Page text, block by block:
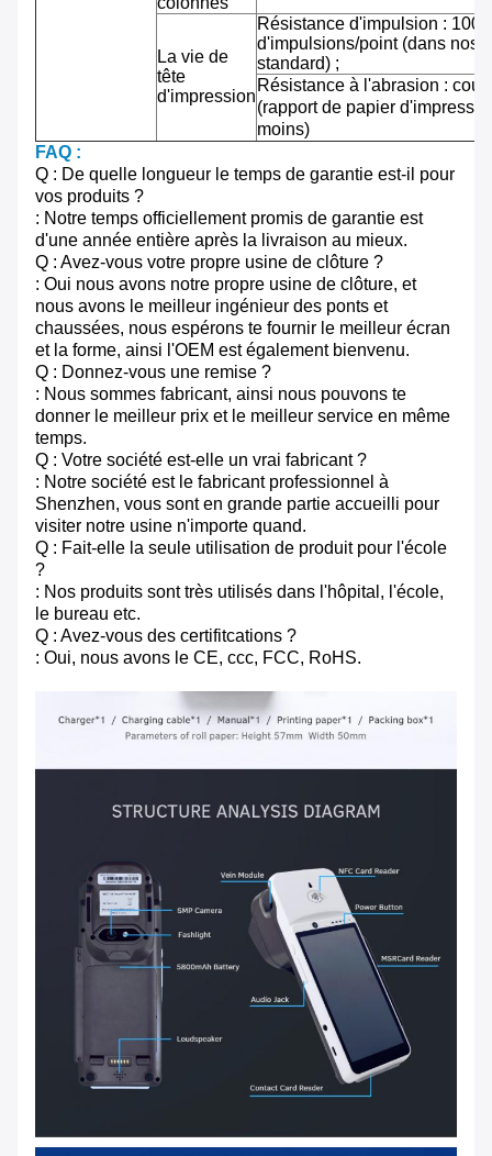
La vie de
tête
d'impression
Résistance d'impulsion : 100
d'impulsions/point (dans nos
standard) ;
Résistance à l'abrasion :
(rapport de papier
moins)
FAQ :
Q : De quelle longueur le temps de garantie est-il pour
vos produits ?
: Notre temps officiellement promis de garantie est
d'une année entière après la livraison au mieux.
Q : Avez-vous votre propre usine de clôture ?
: Oui nous avons notre propre usine de clôture, et
nous avons le meilleur ingénieur des ponts et
chaussées, nous espérons te fournir le meilleur écran
et la forme, ainsi l'OEM est également bienvenu.
Q : Donnez-vous une remise ?
: Nous sommes fabricant, ainsi nous pouvons te
donner le meilleur prix et le meilleur service en même
temps.
Q : Votre société est-elle un vrai fabricant ?
: Notre société est le fabricant professionnel à
Shenzhen, vous sont en grande partie accueilli pour
visiter notre usine n'importe quand.
Q : Fait-elle la seule utilisation de produit pour l'école
?
: Nos produits sont très utilisés dans l'hôpital, l'école,
le bureau etc.
Q : Avez-vous des certifitcations ?
: Oui, nous avons le CE, ccc, FCC, RoHS.